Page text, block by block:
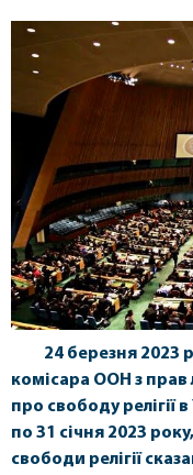
24 березня 2023
комісара ООН з
про свободу релігії
по 31 січня 2023
свободи релігії